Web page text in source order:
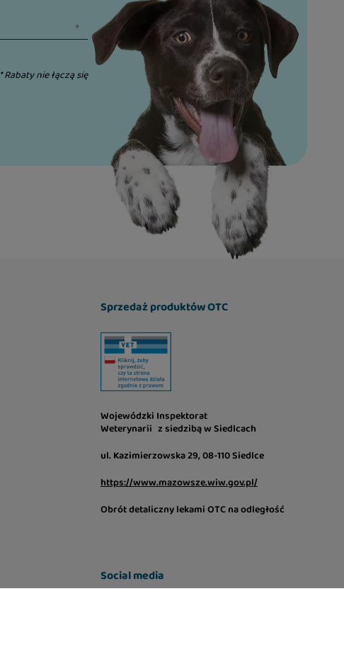
* Rabaty nie łączą się
Sprzedaż produktów OTC
Wojewódzki Inspektorat
Weterynarii z siedzibą w Siedlcach
ul. Kazimierzowska 29, 08-110 Siedlce
https://www.mazowsze.wiw.gov.pl/
Obrót detaliczny lekami OTC na odległość
Social media